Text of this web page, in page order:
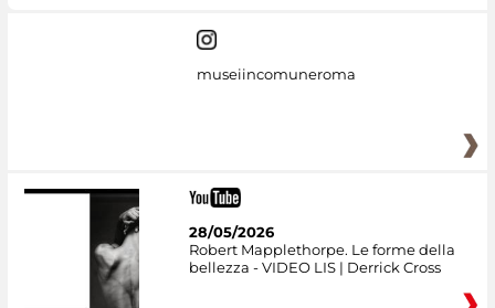
museiincomuneroma
28/05/2026
Robert Mapplethorpe. Le forme della
bellezza - VIDEO LIS | Derrick Cross